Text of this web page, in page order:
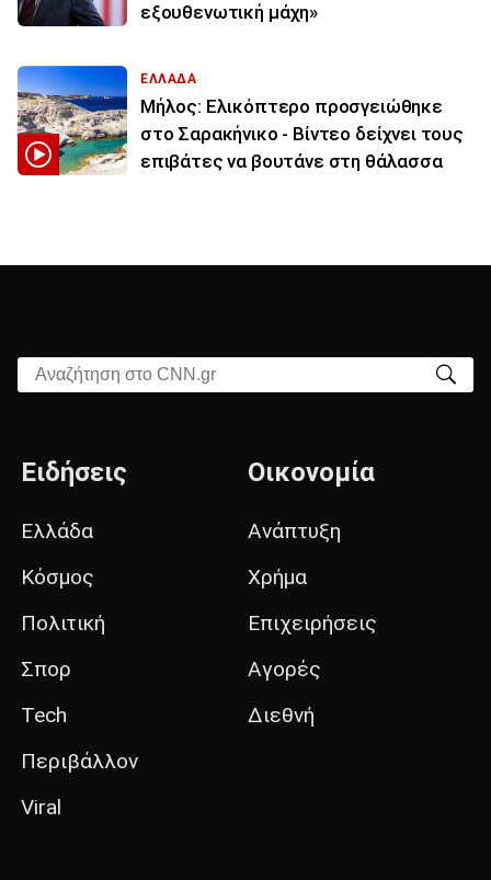
εξουθενωτική μάχη»
ΕΛΛΑΔΑ
Μήλος: Ελικόπτερο προσγειώθηκε
στο Σαρακήνικο - Βίντεο δείχνει τους
επιβάτες να βουτάνε στη θάλασσα
Αναζήτηση στο CNN.gr
Ειδήσεις
Ελλάδα
Κόσμος
Πολιτική
Σπορ
Tech
Περιβάλλον
Viral
Οικονομία
Ανάπτυξη
Χρήμα
Επιχειρήσεις
Αγορές
Διεθνή